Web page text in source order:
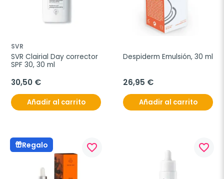
SVR
SVR Clairial Day corrector
SPF 30, 30 ml
30,50 €
Añadir al carrito
Despiderm Emulsión, 30 ml
26,95 €
Añadir al carrito
Regalo favorite_border favorite_border